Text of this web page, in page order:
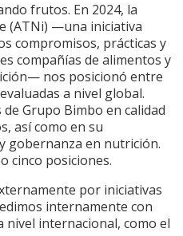
frutos. En 2024, la
(ATNi) —una iniciativa
compromisos, prácticas y
compañías de alimentos y
nos posicionó entre
a nivel global.
Grupo Bimbo en calidad
así como en su
gobernanza en nutrición.
cinco posiciones.
por iniciativas
internamente con
nivel internacional, como el